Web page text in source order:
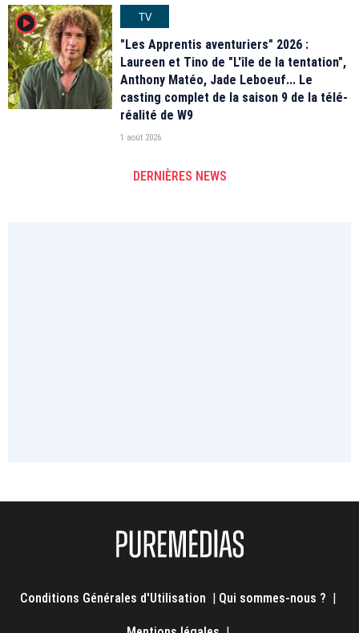
player2
TV
"Les Apprentis aventuriers" 2026 :
Laureen et Tino de "L'île de la tentation",
Anthony Matéo, Jade Leboeuf... Le
casting complet de la saison 9 de la télé-
réalité de W9
1 août 2026
DERNIÈRES NEWS
Conditions Générales d'Utilisation | Qui sommes-nous ? |